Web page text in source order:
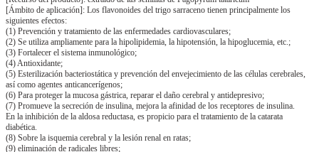
[Ámbito de aplicación]: Los flavonoides del trigo sarraceno tienen principalmente los
siguientes efectos:
(1) Prevención y tratamiento de las enfermedades cardiovasculares;
(2) Se utiliza ampliamente para la hipolipidemia, la hipotensión, la hipoglucemia, etc.;
(3) Fortalecer el sistema inmunológico;
(4) Antioxidante;
(5) Esterilización bacteriostática y prevención del envejecimiento de las células cerebrales,
así como agentes anticancerígenos;
(6) Para proteger la mucosa gástrica, reparar el daño cerebral y antidepresivo;
(7) Promueve la secreción de insulina, mejora la afinidad de los receptores de insulina.
En la inhibición de la aldosa reductasa, es propicio para el tratamiento de la catarata
diabética.
(8) Sobre la isquemia cerebral y la lesión renal en ratas;
(9) eliminación de radicales libres;